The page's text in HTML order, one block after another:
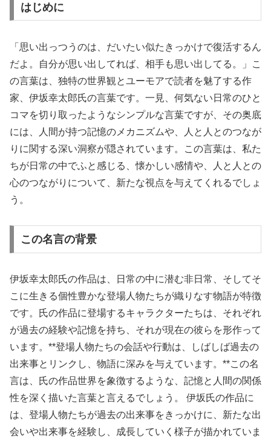
はじめに
「思い出っつうのは、だいたい似たきっかけで復活するん
だよ。自分が思い出してれば、相手も思い出してる。」こ
の言葉は、独特の世界観とユーモアで読者を魅了する作
家、伊坂幸太郎氏の言葉です。一見、何気ない日常のひと
コマを切り取ったようなシンプルな言葉ですが、その奥底
には、人間が持つ記憶のメカニズムや、人と人とのつなが
りに関する深い洞察が隠されています。この言葉は、私た
ちが日常の中でふと感じる、懐かしい感情や、人と人との
心のつながりについて、新たな視点を与えてくれるでしょ
う。
この名言の背景
伊坂幸太郎氏の作品は、日常の中に潜む非日常、そしてそ
こに生きる個性豊かな登場人物たちが織りなす物語が特徴
です。氏の作品に登場するキャラクターたちは、それぞれ
が過去の経験や記憶を持ち、それが現在の彼らを形作って
います。**登場人物たちの会話や行動は、しばしば過去の
出来事とリンクし、物語に深みを与えています。**この名
言は、氏の作品世界を象徴するような、記憶と人間の関係
性を深く描いた言葉と言えるでしょう。 伊坂氏の作品に
は、登場人物たちが過去の出来事をきっかけに、新たな出
会いや出来事を経験し、成長していく様子が描かれていま